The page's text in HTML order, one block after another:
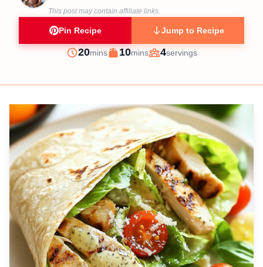
This post may contain affiliate links.
Pin Recipe Jump to Recipe
Prep
20minutes
mins
Cook
10minutes
mins
Servings
4servings